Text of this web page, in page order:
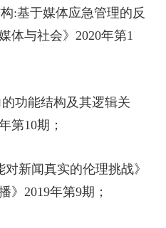
:基于媒体应急管理的反
体与社会》 2020年第1
的功能结构及其逻辑关
第10期；
对新闻真实的伦理挑战》
》 2019年第9期；